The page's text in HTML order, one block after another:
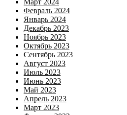
Февраль 2024
Январь 2024
Декабрь 2023
Ноябрь 2023
Октябрь 2023
Сентябрь 2023
Август 2023
Июль 2023
Июнь 2023
Май 2023
Апрель 2023
Март 2023